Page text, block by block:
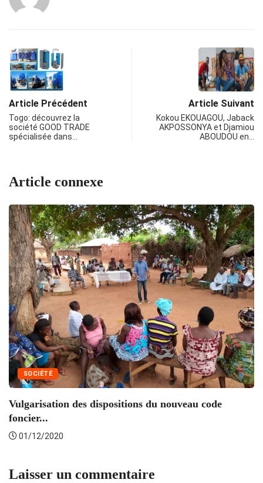
Article Précédent
Togo: découvrez la
société GOOD TRADE
spécialisée dans…
Article Suivant
Kokou EKOUAGOU, Jaback
AKPOSSONYA et Djamiou
ABOUDOU en…
Article connexe
SOCIÉTÉ
Vulgarisation des dispositions du nouveau code
foncier...
01/12/2020
Laisser un commentaire